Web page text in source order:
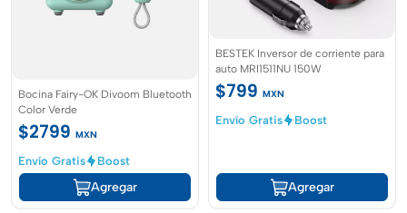
Bocina Fairy-OK Divoom Bluetooth
Color Verde
$2799 MXN
Envío Gratis
Boost
Agregar
BESTEK Inversor de corriente para
auto MRI1511NU 150W
$799 MXN
Envío Gratis
Boost
Agregar